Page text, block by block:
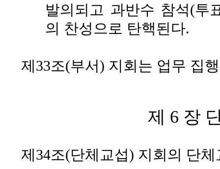
발의되고 과반수 참석(투
의 찬성으로 탄핵된다.
제33조(부서) 지회는 업무 집
제 6 장
제34조(단체교섭) 지회의 단